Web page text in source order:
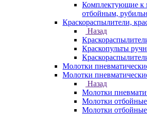
Комплектующие к
отбойным,
Краскораспылители,
Назад
Краскопульты
Молотки
Молотки
Назад
Молотки
Молотки
Молотки